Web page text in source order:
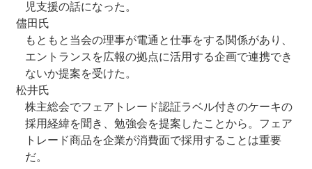
児支援の話になった。
儘田氏
もともと当会の理事が電通と仕事をする関係があり、
エントランスを広報の拠点に活用する企画で連携でき
ないか提案を受けた。
松井氏
株主総会でフェアトレード認証ラベル付きのケーキの
採用経緯を聞き、勉強会を提案したことから。フェア
トレード商品を企業が消費面で採用することは重要
だ。